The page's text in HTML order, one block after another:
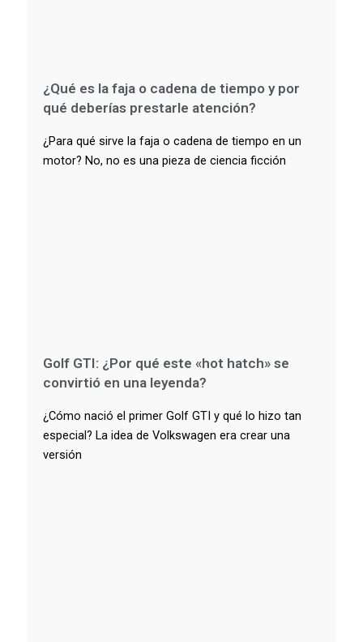
¿Qué es la faja o cadena de tiempo y por
qué deberías prestarle atención?
¿Para qué sirve la faja o cadena de tiempo en un
motor? No, no es una pieza de ciencia ficción
Golf GTI: ¿Por qué este «hot hatch» se
convirtió en una leyenda?
¿Cómo nació el primer Golf GTI y qué lo hizo tan
especial? La idea de Volkswagen era crear una
versión